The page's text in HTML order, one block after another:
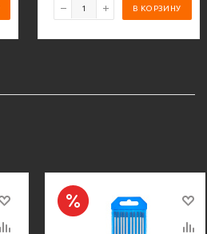
В КОРЗИНУ